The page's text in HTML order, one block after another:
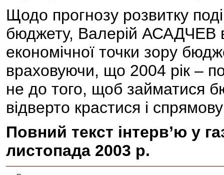
Щодо прогнозу розвитку
бюджету, Валерій АСАДЧЕВ
економічної точки зору
враховуючи, що 2004 рік –
не до того, щоб займатися
відверто крастися і
Повний текст інтерв’ю у
листопада 2003 р.